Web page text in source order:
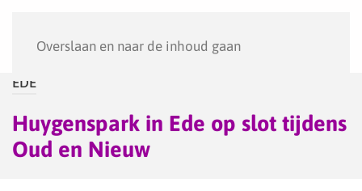
Overslaan en naar de inhoud gaan
EDE
Huygenspark in Ede op slot tijdens
Oud en Nieuw